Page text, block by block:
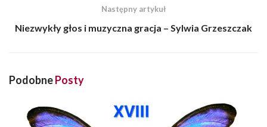
Następny artykuł
Niezwykły głos i muzyczna gracja – Sylwia Grzeszczak
PodobnePosty